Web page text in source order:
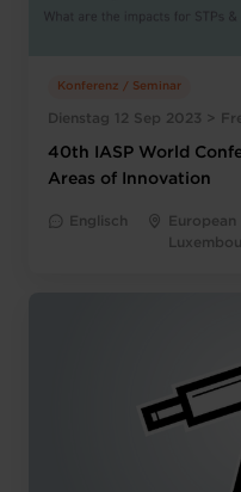
Dienstag 12 Sep 2023 >
Konferenz / Seminar
40th IASP World
Areas of Innovation
Englisch